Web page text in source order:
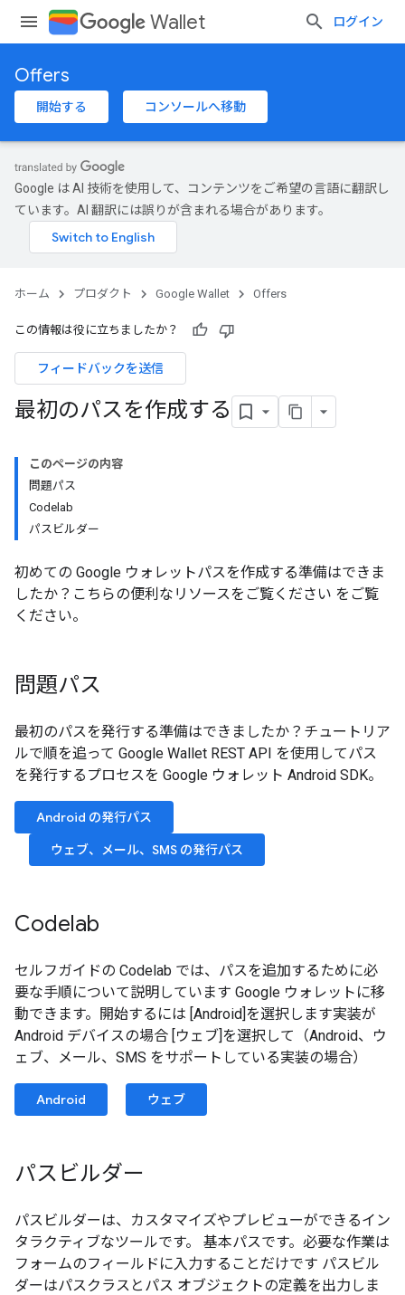
Wallet ログイン
Offers
開始する コンソールへ移動
Google は AI 技術を使用して、コンテンツをご希望の言語に翻訳し
ています。AI 翻訳には誤りが含まれる場合があります。
ホーム プロダクト Google Wallet Offers
この情報は役に立ちましたか？
フィードバックを送信
最初のパスを作成する
このページの内容
問題パス
Codelab
パスビルダー
初めての Google ウォレットパスを作成する準備はできま
したか？こちらの便利なリソースをご覧ください をご覧
ください。
問題パス
最初のパスを発行する準備はできましたか？チュートリア
ルで順を追って Google Wallet REST API を使用してパス
を発行するプロセスを Google ウォレット Android SDK。
Android の発行パス
ウェブ、メール、SMS の発行パス
Codelab
セルフガイドの Codelab では、パスを追加するために必
要な手順について説明しています Google ウォレットに移
動できます。開始するには [Android]を選択します実装が
Android デバイスの場合 [ウェブ]を選択して（Android、ウ
ェブ、メール、SMS をサポートしている実装の場合）
Android ウェブ
パスビルダー
パスビルダーは、カスタマイズやプレビューができるイン
タラクティブなツールです。 基本パスです。必要な作業は
フォームのフィールドに入力することだけです パスビル
ダーはパスクラスとパス オブジェクトの定義を出力しま